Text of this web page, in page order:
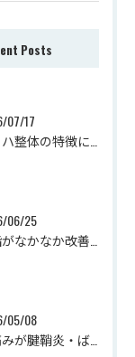
Posts
07/17
06/25
05/08